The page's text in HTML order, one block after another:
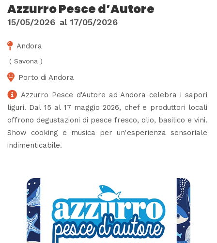
Azzurro Pesce d’Autore
15/05/2026 al 17/05/2026
Andora
( Savona )
Porto di Andora
Azzurro Pesce d'Autore ad Andora celebra i sapori
liguri. Dal 15 al 17 maggio 2026, chef e produttori locali
offrono degustazioni di pesce fresco, olio, basilico e vini.
Show cooking e musica per un'esperienza sensoriale
indimenticabile.